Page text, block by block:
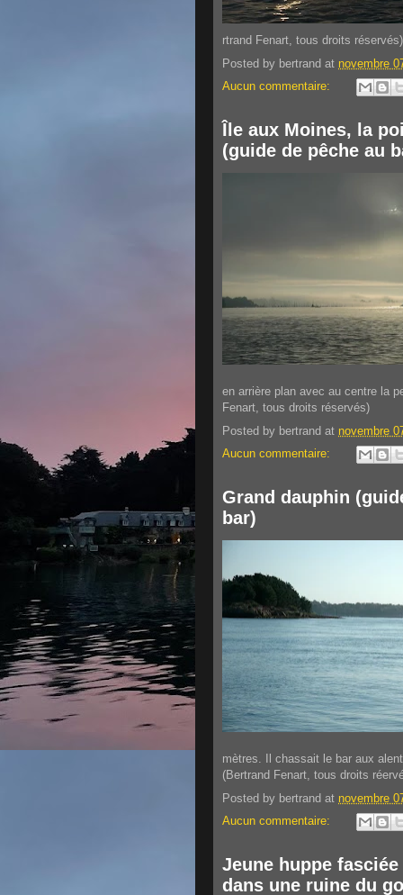
rtrand Fenart, tous droits réservés)
Posted by bertrand at novembre
Aucun commentaire:
Île aux Moines, la
(guide de pêche au
en arrière plan avec au centre la
Fenart, tous droits réservés)
Posted by bertrand at novembre
Aucun commentaire:
Grand dauphin
bar)
mètres. Il chassait le bar aux
(Bertrand Fenart, tous droits
Posted by bertrand at novembre
Aucun commentaire:
Jeune huppe
dans une ruine du